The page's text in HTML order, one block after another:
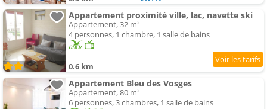
Appartement proximité ville, lac, navette ski
Appartement, 32 m²
4 personnes, 1 chambre, 1 salle de bains
0.6 km
Appartement Bleu des Vosges
Appartement, 80 m²
6 personnes, 3 chambres, 1 salle de bains